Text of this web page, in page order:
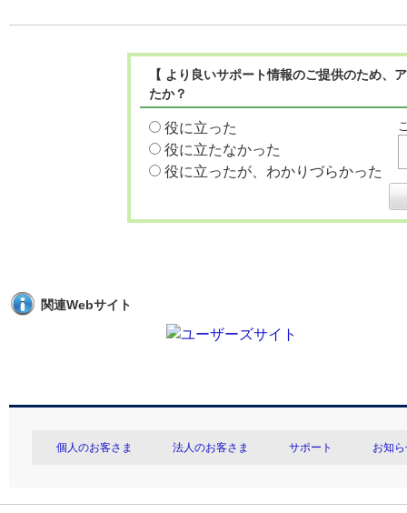
【 より良いサポート情報のご提供のため
たか？
役に立った
役に立たなかった
役に立ったが、わかりづらかった
関連Webサイト
個人のお客さま 法人のお客さま サポート お知